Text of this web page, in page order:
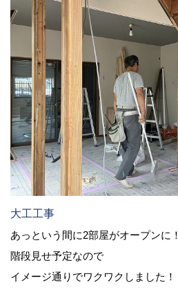
大工工事
あっという間に2部屋がオープンに！
階段見せ予定なので
イメージ通りでワクワクしました！